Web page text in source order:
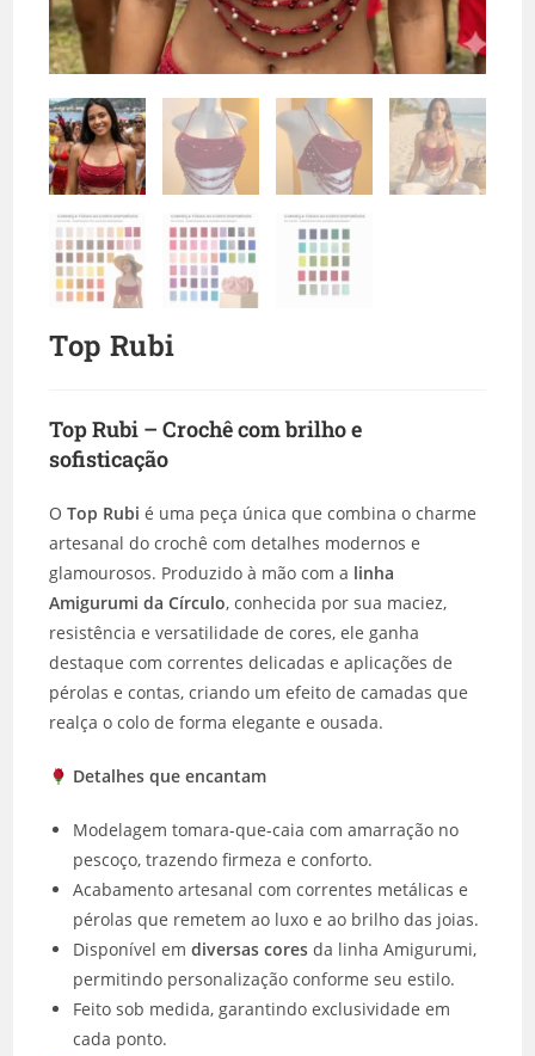
Top Rubi
Top Rubi – Crochê com brilho e
sofisticação
OTop Rubi é uma peça única que combina o charme
artesanal do crochê com detalhes modernos e
glamourosos. Produzido à mão com a linha
Amigurumi da Círculo, conhecida por sua maciez,
resistência e versatilidade de cores, ele ganha
destaque com correntes delicadas e aplicações de
pérolas e contas, criando um efeito de camadas que
realça o colo de forma elegante e ousada.
Detalhes que encantam
Modelagem tomara-que-caia com amarração no
pescoço, trazendo firmeza e conforto.
Acabamento artesanal com correntes metálicas e
pérolas que remetem ao luxo e ao brilho das joias.
Disponível emdiversas cores da linha Amigurumi,
permitindo personalização conforme seu estilo.
Feito sob medida, garantindo exclusividade em
cada ponto.